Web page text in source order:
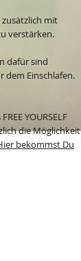
mit
verstärken.
dafür sind
dem Einschlafen.
YOURSELF
die Möglichkeit
bekommst Du